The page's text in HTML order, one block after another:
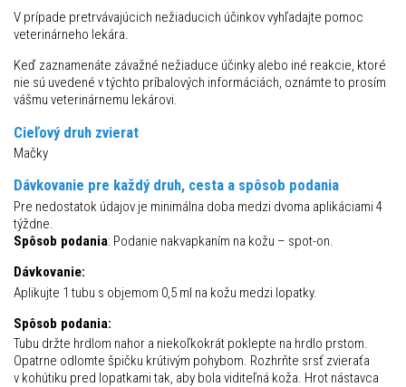
V prípade pretrvávajúcich nežiaducich účinkov vyhľadajte pomoc
veterinárneho lekára.
Keď zaznamenáte závažné nežiaduce účinky alebo iné reakcie, ktoré
nie sú uvedené v týchto príbalových informáciách, oznámte to prosím
vášmu veterinárnemu lekárovi.
Cieľový druh zvierat
Mačky
Dávkovanie pre každý druh, cesta a spôsob podania
Pre nedostatok údajov je minimálna doba medzi dvoma aplikáciami 4
týždne.
Spôsob podania: Podanie nakvapkaním na kožu – spot-on.
Dávkovanie:
Aplikujte 1 tubu s objemom 0,5 ml na kožu medzi lopatky.
Spôsob podania:
Tubu držte hrdlom nahor a niekoľkokrát poklepte na hrdlo prstom.
Opatrne odlomte špičku krútivým pohybom. Rozhrňte srsť zvieraťa
v kohútiku pred lopatkami tak, aby bola viditeľná koža. Hrot nástavca